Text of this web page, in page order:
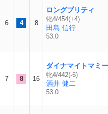
6 4 8
ロングプリティ
牝4/454(+4)
田島 信行
53.0
7 8 16
ダイナマイトマミー
牝4/442(-6)
酒井 健二
53.0